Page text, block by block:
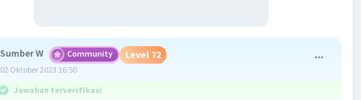
Sumber W Community Level 72
02 Oktober 2023 16:50
Jawaban terverifikasi